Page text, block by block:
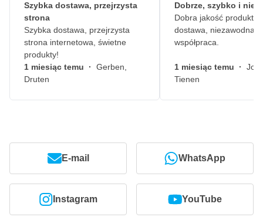
Szybka dostawa, przejrzysta
strona
Szybka dostawa, przejrzysta
strona internetowa, świetne
produkty!
1 miesiąc temu · Gerben,
Druten
Dobrze, szybko i
Dobra jakość
dostawa, niezawodna
współpraca.
1 miesiąc temu ·
Tienen
E-mail WhatsApp
Instagram YouTube